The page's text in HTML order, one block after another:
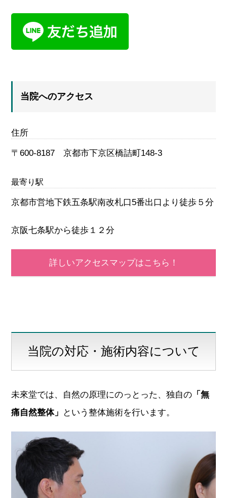
当院へのアクセス
住所
〒600-8187 京都市下京区橋詰町148-3
最寄り駅
京都市営地下鉄五条駅南改札口5番出口より徒歩５分
京阪七条駅から徒歩１２ 分
詳しいアクセスマップはこちら！
当院の対応・施術内容について
未來堂では、自然の原理にのっとった、独自の 「無
痛自然整体」 という整体施術を行います。